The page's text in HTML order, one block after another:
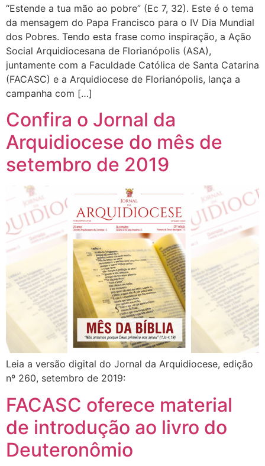
“Estende a tua mão ao pobre” (Ec 7, 32). Este é o tema
da mensagem do Papa Francisco para o IV Dia Mundial
dos Pobres. Tendo esta frase como inspiração, a Ação
Social Arquidiocesana de Florianópolis (ASA),
juntamente com a Faculdade Católica de Santa Catarina
(FACASC) e a Arquidiocese de Florianópolis, lança a
campanha com […]
Confira o Jornal da
Arquidiocese do mês de
setembro de 2019
Leia a versão digital do Jornal da Arquidiocese, edição
nº 260, setembro de 2019:
FACASC oferece material
de introdução ao livro do
Deuteronômio